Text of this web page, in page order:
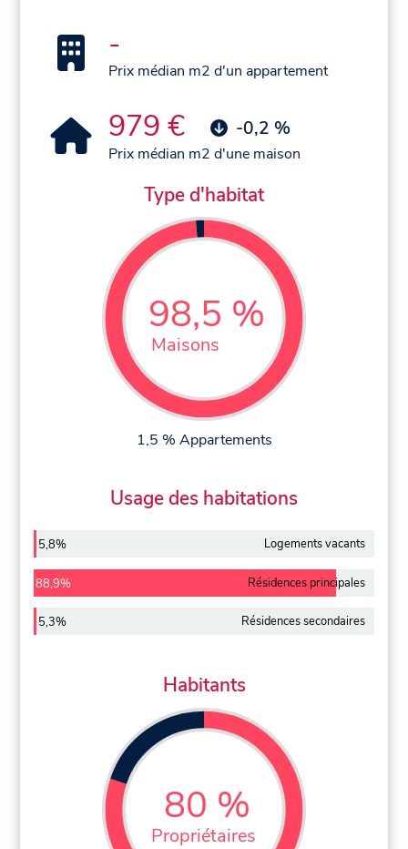
-
Prix médian m2 d'un appartement
979 € -0,2 %
Prix médian m2 d'une maison
Type d'habitat
98,5 %
Maisons
1,5 % Appartements
Usage des habitations
5,8% Logements vacants
88,9% Résidences principales
5,3% Résidences secondaires
Habitants
80 %
Propriétaires